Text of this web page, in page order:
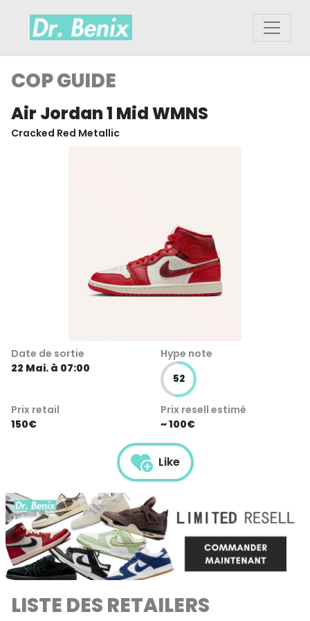
COP GUIDE
Air Jordan 1 Mid WMNS
Cracked Red Metallic
Date de sortie
22 Mai. à 07:00
Hype note
52
Prix retail
150€
Prix resell estimé
~ 100€
Like
LISTE DES RETAILERS